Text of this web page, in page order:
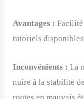
Avantages : Facilité
tutoriels
Inconvénients : La
nuire à la stabilité